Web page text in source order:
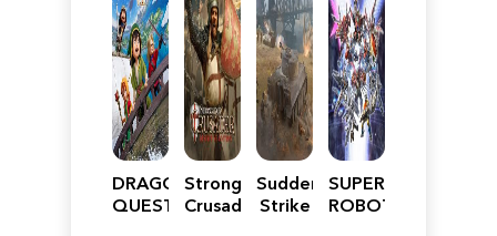
DRAGON
QUEST
Stronghold
Crusader:
Sudden
Strike
SUPER
ROBOT